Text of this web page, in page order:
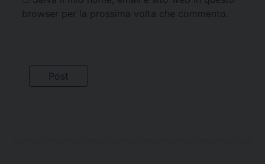
browser per la prossima volta che commento.